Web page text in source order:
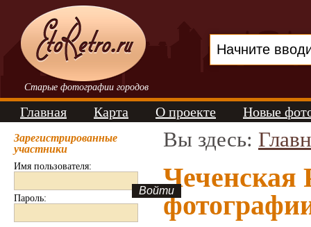
Старые фотографии городов
Главная Карта О проекте Новые
Зарегистрированные
участники
Имя пользователя:
Пароль:
Вы здесь:
Чеченская